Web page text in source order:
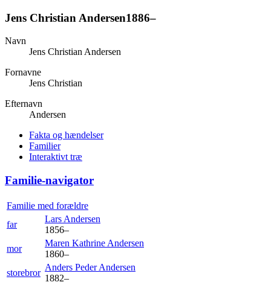
Jens Christian Andersen1886–
Navn
Jens Christian Andersen
Fornavne
Jens Christian
Efternavn
Andersen
Fakta og hændelser
Familier
Interaktivt træ
Familie-navigator
Familie med forældre
far
Lars Andersen
1856–
mor
Maren Kathrine Andersen
1860–
storebror
Anders PederAndersen
1882–